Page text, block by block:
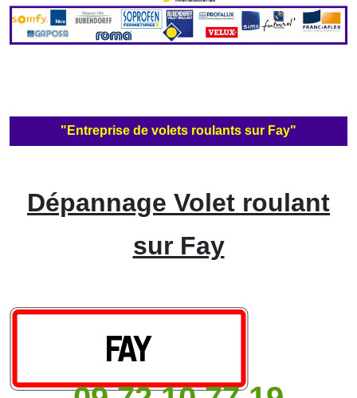
"Entreprise de volets roulants sur Fay"
Dépannage Volet roulant
sur Fay